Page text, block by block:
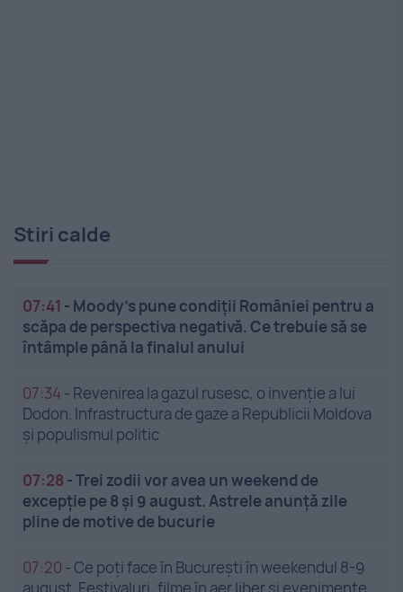
Stiri calde
07:41 - Moody’s pune condiții României pentru a
scăpa de perspectiva negativă. Ce trebuie să se
întâmple până la finalul anului
07:34 - Revenirea la gazul rusesc, o invenție a lui
Dodon. Infrastructura de gaze a Republicii Moldova
și populismul politic
07:28 -Trei zodii vor avea un weekend de
excepție pe 8 și 9 august. Astrele anunță zile
pline de motive de bucurie
07:20 -Ce poți face în București în weekendul 8-9